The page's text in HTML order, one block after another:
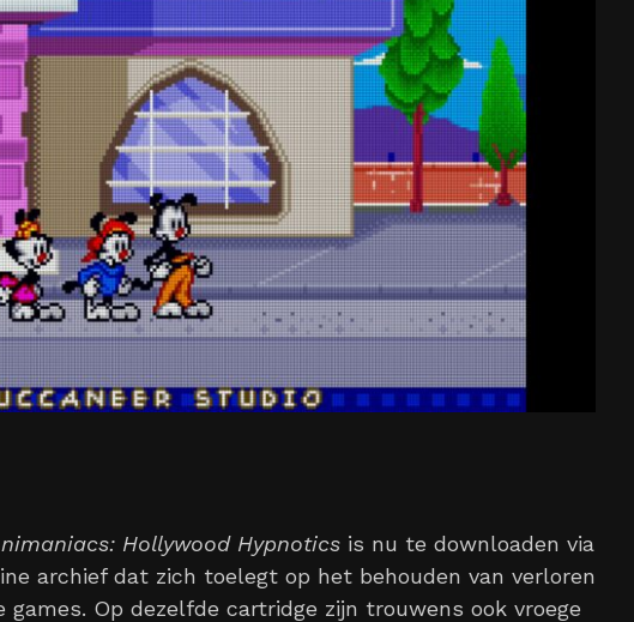
Hollywood Hypnotics is nu te downloaden via
archief dat zich toelegt op het behouden van verloren
Op dezelfde cartridge zijn trouwens ook vroege